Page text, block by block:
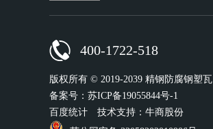
400-1722-518
版权所有 © 2019-2039 精钢防腐钢塑瓦
备案号： 苏ICP备19055844号-1
百度统计
技术支持：牛商股份